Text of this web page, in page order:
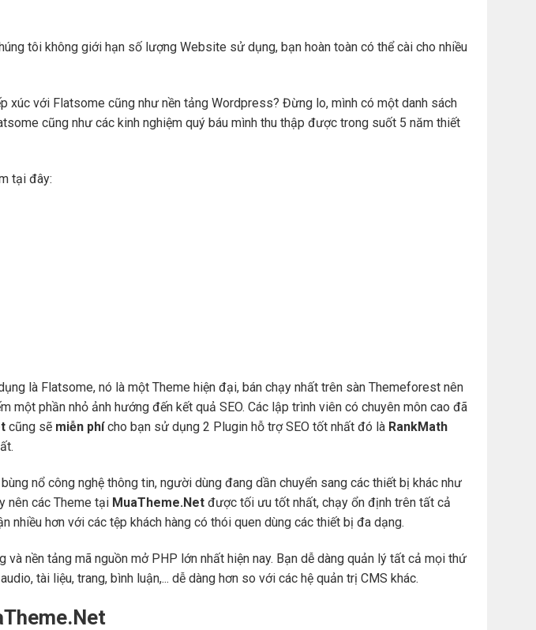
tôi không giới hạn số lượng Website sử dụng, bạn hoàn toàn có thể cài cho nhiều
xúc với Flatsome cũng như nền tảng Wordpress? Đừng lo, mình có một danh sách
cũng như các kinh nghiệm quý báu mình thu thập được trong suốt 5 năm thiết
tại đây:
là Flatsome, nó là một Theme hiện đại, bán chạy nhất trên sàn Themeforest nên
phần nhỏ ảnh hướng đến kết quả SEO. Các lập trình viên có chuyên môn cao đã
cũng sẽ miễn phícho bạn sử dụng 2 Plugin hỗ trợ SEO tốt nhất đó là RankMath
nổ công nghệ thông tin, người dùng đang dần chuyển sang các thiết bị khác như
nên các Theme tại MuaTheme.Net được tối ưu tốt nhất, chạy ổn định trên tất cả
hơn với các tệp khách hàng có thói quen dùng các thiết bị đa dạng.
và nền tảng mã nguồn mở PHP lớn nhất hiện nay. Bạn dễ dàng quản lý tất cả mọi thứ
tài liệu, trang, bình luận,... dễ dàng hơn so với các hệ quản trị CMS khác.